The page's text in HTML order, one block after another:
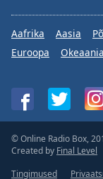
Aafrika Aasia
Euroopa
Okeaania
© Online Radio Box,
Created by Final Level
Tingimused